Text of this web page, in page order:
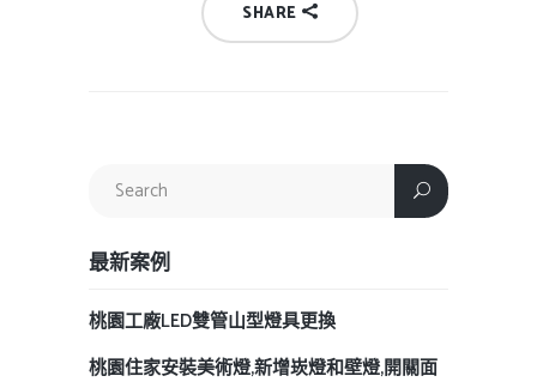
SHARE
最新案例
桃園工廠LED雙管山型燈具更換
桃園住家安裝美術燈,新增崁燈和壁燈,開關面